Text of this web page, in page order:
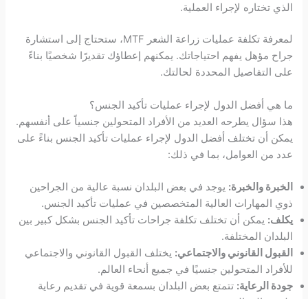
الذي تختاره لإجراء العملية.
لمعرفة تكلفة عمليات زراعة الشعر MTF، ستحتاج إلى استشارة
جراح مؤهل يفهم احتياجاتك. يمكنهم إعطاؤك تقديرًا شخصيًا بناءً
على التفاصيل المحددة لحالتك.
ما هي أفضل الدول لإجراء عمليات تأكيد الجنس؟
هذا سؤال يطرحه العديد من الأفراد المتحولين جنسياً على أنفسهم.
يمكن أن تختلف أفضل الدول لإجراء عمليات تأكيد الجنس بناءً على
عدد من العوامل، بما في ذلك:
الخبرة والخبرة: يوجد في بعض البلدان نسبة عالية من الجراحين
ذوي المهارات العالية المتخصصين في عمليات تأكيد الجنس.
يكلف: يمكن أن تختلف تكلفة جراحات تأكيد الجنس بشكل كبير بين
البلدان المختلفة.
القبول القانوني والاجتماعي: يختلف القبول القانوني والاجتماعي
للأفراد المتحولين جنسيًا في جميع أنحاء العالم.
جودة الرعاية: تتمتع بعض البلدان بسمعة قوية في تقديم رعاية